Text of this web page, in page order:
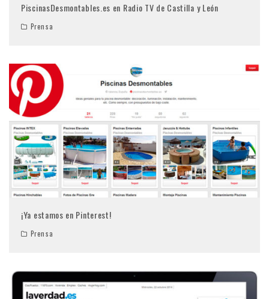
PiscinasDesmontables.es en Radio TV de Castilla y León
Prensa
¡Ya estamos en Pinterest!
Prensa